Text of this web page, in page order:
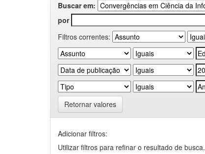
Buscar em:
por
Filtros correntes:
Retornar valores
Adicionar filtros:
Utilizar filtros para refinar o resultado de busca.